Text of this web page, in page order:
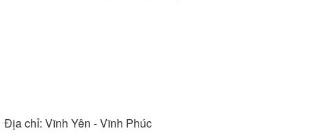
Địa chỉ: Vĩnh Yên - Vĩnh Phúc